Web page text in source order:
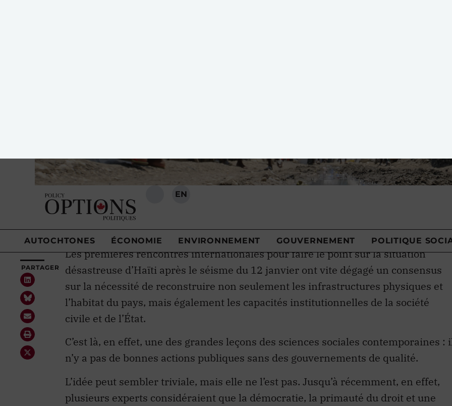
PARTAGER
Les premières rencontres internationales pour faire le point sur la situation
désastreuse d’Haïti après le séisme du 12 janvier ont vite dégagé un consensus
sur la nécessité de reconstruire non seulement les infrastructures physiques et
l’habitat du pays, mais également les capacités institutionnelles de la société
civile et de l’État.
C’est là, en effet, une des grandes leçons des sciences sociales contemporaines :
n’y a pas de bonnes actions publiques sans des gouvernements de qualité.
L’idée peut sembler triviale, mais elle ne l’est pas. Jusqu’à récemment, en effet,
plusieurs experts considéraient que la démocratie, la primauté du droit et une
administration publique honnête et impartiale étaient des luxes que ne